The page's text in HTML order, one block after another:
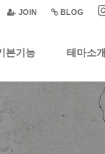
BLOG
JOIN
본기능 테마소개